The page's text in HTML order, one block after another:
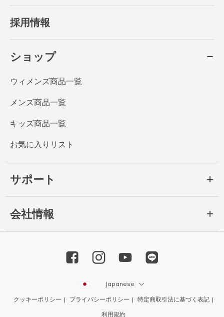
採用情報
ショップ
ウィメンズ商品一覧
メンズ商品一覧
キッズ商品一覧
お気に入りリスト
サポート
会社情報
Japanese
クッキーポリシー プライバシーポリシー
特定商取引法に基づく表記
利用規約